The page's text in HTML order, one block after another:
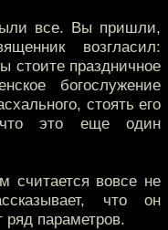
все. Вы пришли,
возгласил:
стоите праздничное
богослужение
стоять его
это еще один
считается вовсе не
что он
ряд параметров.